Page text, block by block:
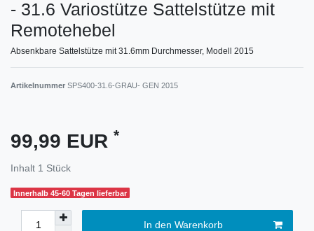
- 31.6 Variostütze Sattelstütze mit
Remotehebel
Absenkbare Sattelstütze mit 31.6mm Durchmesser, Modell 2015
Artikelnummer SPS400-31.6-GRAU- GEN 2015
99,99 EUR *
Inhalt 1 Stück
Innerhalb 45-60 Tagen lieferbar
In den Warenkorb